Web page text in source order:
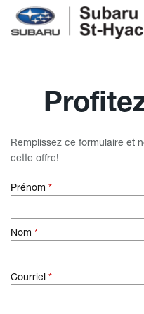
Remplissez ce formulaire et
cette offre!
Prénom *
Nom *
Courriel *